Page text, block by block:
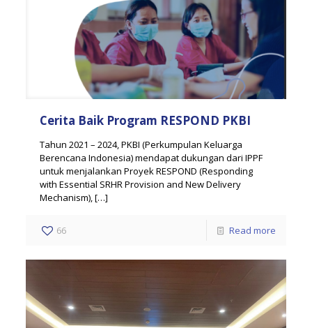
Cerita Baik Program RESPOND PKBI
Tahun 2021 – 2024, PKBI (Perkumpulan Keluarga
Berencana Indonesia) mendapat dukungan dari IPPF
untuk menjalankan Proyek RESPOND (Responding
with Essential SRHR Provision and New Delivery
Mechanism),[…]
66 Read more